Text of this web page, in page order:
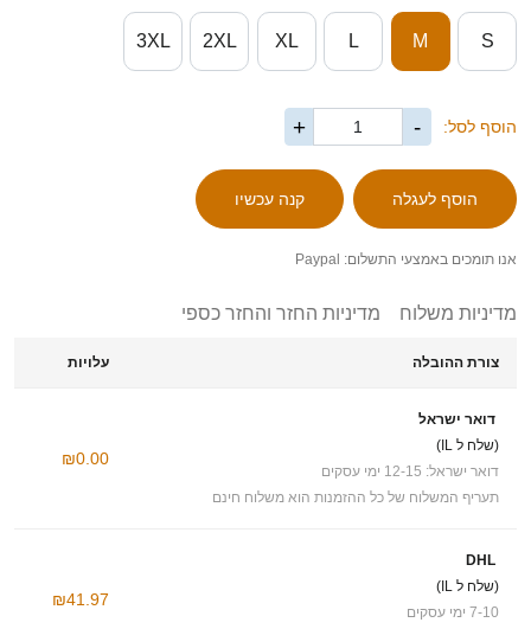
S
M
L
XL
2XL
3XL
הוסף לסל: -
+
אנו תומכים באמצעי התשלום: Paypal
מדיניות משלוח מדיניות החזר והחזר כספי
צורת ההובלה עלויות
דואר ישראל
(שלח ל IL)
דואר ישראל: 12-15 ימי עסקים
תעריף המשלוח של כל ההזמנות הוא משלוח חינם
₪0.00
DHL
(שלח ל IL)
7-10 ימי עסקים
₪41.97